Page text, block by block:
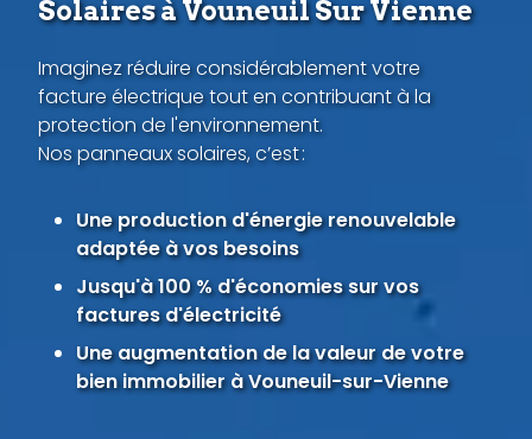
Solaires à Vouneuil Sur Vienne
Imaginez réduire considérablement votre
facture électrique tout en contribuant à la
protection de l'environnement.
Nos panneaux solaires, c’est :
Une production d'énergie renouvelable
adaptée à vos besoins
Jusqu'à 100 % d'économies sur vos
factures d'électricité
Une augmentation de la valeur de votre
bien immobilier à Vouneuil-sur-Vienne